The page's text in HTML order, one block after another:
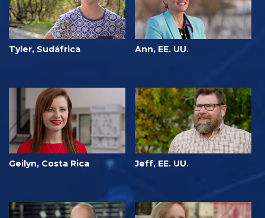
Tyler, Sudáfrica Ann, EE. UU.
Geilyn, Costa Rica Jeff, EE. UU.